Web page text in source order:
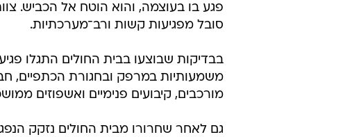
פגע בו בעוצמה, והוא הוטח אל הכביש.
סובל מפגיעות קשות ורב־מערכתיות.
בבדיקות שבוצעו בבית החולים התגלו
משמעותיות במרפק ובחגורת הכתפיים,
מורכבים, קיבועים פנימיים ואשפוזים
גם לאחר שחרורו מבית החולים נזקק